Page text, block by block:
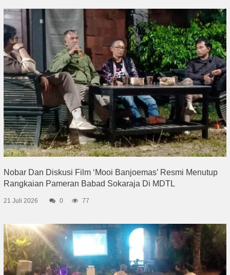
Nobar Dan Diskusi Film ‘Mooi Banjoemas’ Resmi Menutup
Rangkaian Pameran Babad Sokaraja Di MDTL
21 Juli 2026 0 77